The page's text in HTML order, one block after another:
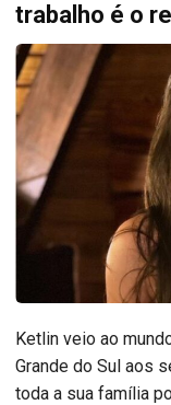
trabalho é o
Ketlin veio ao
Grande do Sul aos
toda a sua família